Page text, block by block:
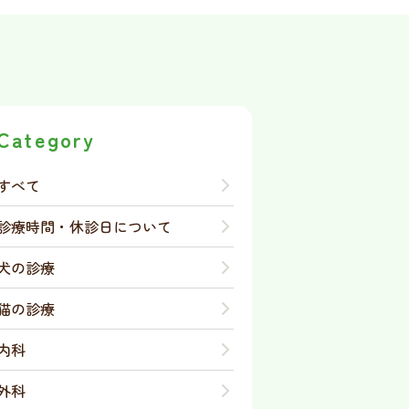
べて
療時間・休診日について
の診療
の診療
科
科